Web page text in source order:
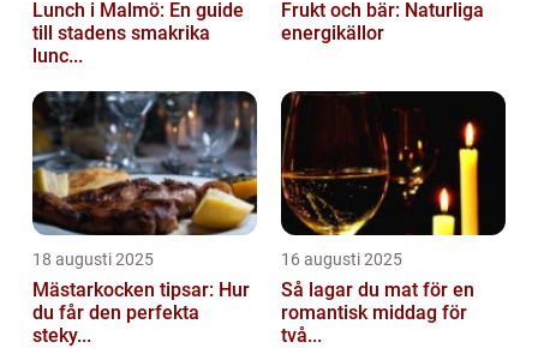
Lunch i Malmö: En guide
till stadens smakrika
lunc...
Frukt och bär: Naturliga
energikällor
18 augusti 2025
Mästarkocken tipsar: Hur
du får den perfekta
steky...
16 augusti 2025
Så lagar du mat för en
romantisk middag för
två...